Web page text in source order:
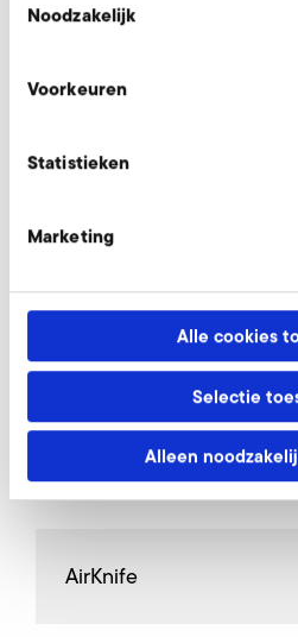
Noodzakelijk
Voorkeuren
Statistieken
Marketing
Alle cookies
Selectie
Alleen
(SD 2n M / SE 2n / SD 2n-91)
Artikelnummer
Buisgeluiddemper met
Andere toebehoordelen
AirKnife